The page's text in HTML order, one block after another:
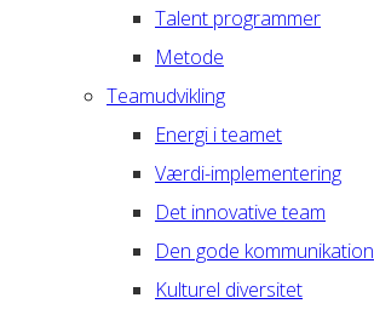
Talent programmer
Metode
Teamudvikling
Energi i teamet
Værdi-implementering
Det innovative team
Den gode kommunikation
Kulturel diversitet